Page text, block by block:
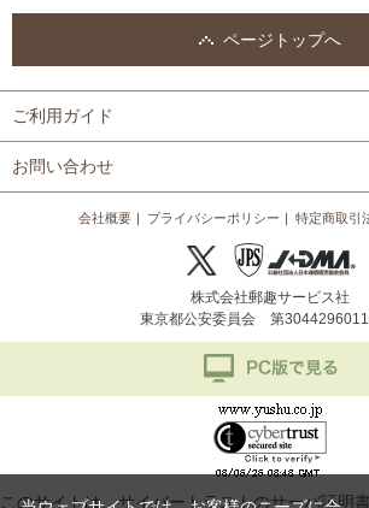
ページトップへ
ご利用ガイド
お問い合わせ
会社概要 プライバシーポリシー 特定商取引
株式会社郵趣サービス社
東京都公安委員会 第
このサイトは、サイバートラストのサーバ証明書